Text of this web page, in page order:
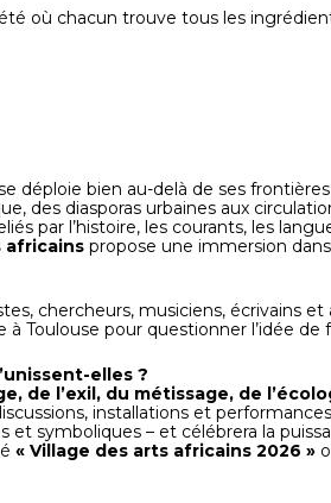
où chacun trouve tous les
déploie bien au-delà de ses
des diasporas urbaines aux
par l’histoire, les courants, les
africainspropose une immersion
chercheurs, musiciens, écrivains
à Toulouse pour questionner l’idée
elles ?
de l’exil, du métissage, de
installations et
symboliques – et célébrera la
« Village des arts africains 2026 »